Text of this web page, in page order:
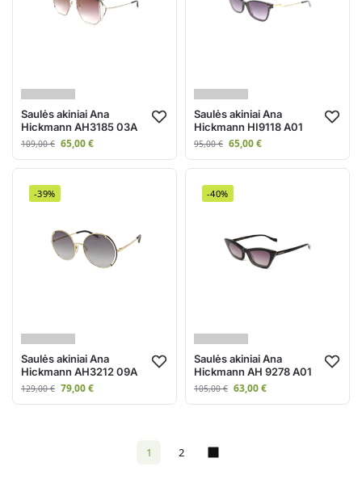
Saulės akiniai Ana
Hickmann AH3185 03A
109,00€ 65,00€
Saulės akiniai Ana
Hickmann HI9118 A01
95,00€ 65,00€
-39%
Saulės akiniai Ana
Hickmann AH3212 09A
129,00€ 79,00€
-40%
Saulės akiniai Ana
Hickmann AH 9278 A01
105,00€ 63,00€
1 2